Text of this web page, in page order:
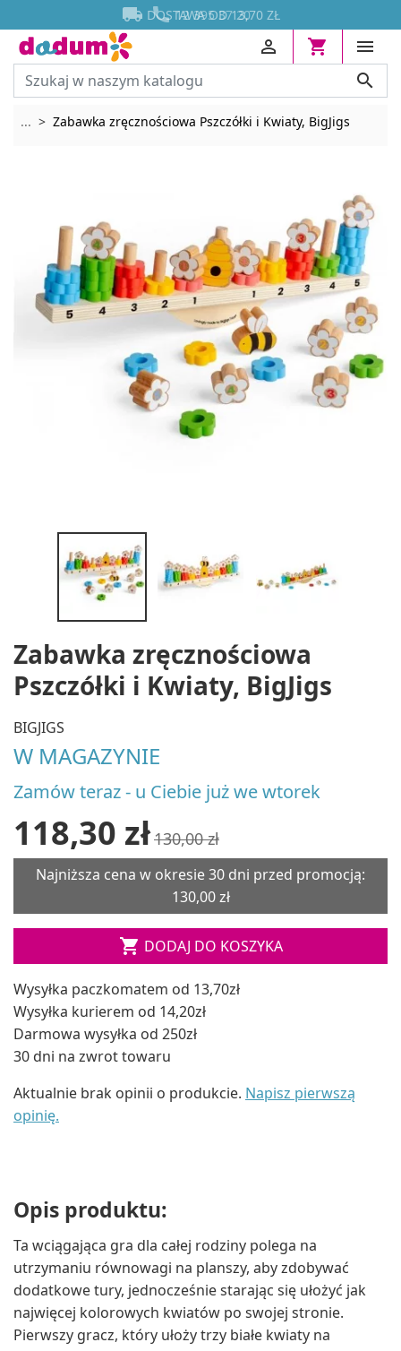

 DOSTAWA OD 13,70 ZŁ






... Rozwiń breadcrumbs
Zabawka zręcznościowa Pszczółki i Kwiaty, BigJigs
Zabawka zręcznościowa
Pszczółki i Kwiaty, BigJigs
BIGJIGS
W MAGAZYNIE
Zamów teraz - u Ciebie już we wtorek
118,30 zł130,00 zł
Najniższa cena w okresie 30 dni przed promocją:
130,00 zł
 DODAJ DO KOSZYKA
Wysyłka paczkomatem od 13,70zł
Wysyłka kurierem od 14,20zł
Darmowa wysyłka od 250zł
30 dni na zwrot towaru
Aktualnie brak opinii o produkcie. Napisz pierwszą
opinię.
Opis produktu:
Ta wciągająca gra dla całej rodziny polega na
utrzymaniu równowagi na planszy, aby zdobywać
dodatkowe tury, jednocześnie starając się ułożyć jak
najwięcej kolorowych kwiatów po swojej stronie.
Pierwszy gracz, który ułoży trzy białe kwiaty na